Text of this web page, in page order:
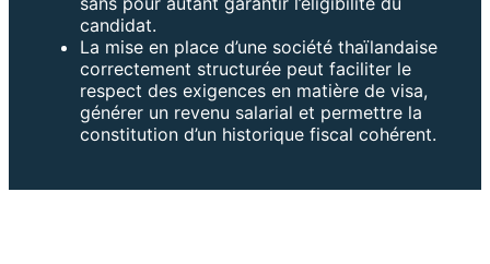
candidat.
La mise en place d’une société thaïlandaise
correctement structurée peut faciliter le
respect des exigences en matière de visa,
générer un revenu salarial et permettre la
constitution d’un historique fiscal cohérent.